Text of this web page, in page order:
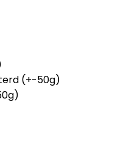
(+-50g)